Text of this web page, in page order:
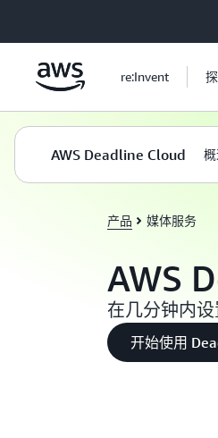
re:Invent
AWS Deadline Cloud
产品 媒体服务
AWS
在几分钟内
开始使用